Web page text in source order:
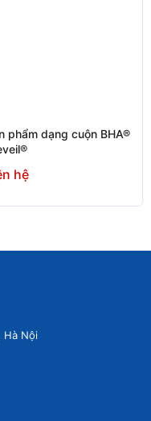
phẩm dạng cuộn BHA®
hệ
Hà Nội